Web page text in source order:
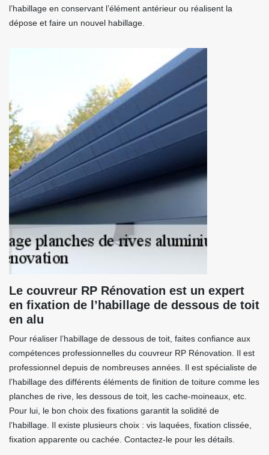
l’habillage en conservant l’élément antérieur ou réalisent la
dépose et faire un nouvel habillage.
Le couvreur RP Rénovation est un expert
en fixation de l’habillage de dessous de toit
en alu
Pour réaliser l’habillage de dessous de toit, faites confiance aux
compétences professionnelles du couvreur RP Rénovation. Il est
professionnel depuis de nombreuses années. Il est spécialiste de
l’habillage des différents éléments de finition de toiture comme les
planches de rive, les dessous de toit, les cache-moineaux, etc.
Pour lui, le bon choix des fixations garantit la solidité de
l’habillage. Il existe plusieurs choix : vis laquées, fixation clissée,
fixation apparente ou cachée. Contactez-le pour les détails.